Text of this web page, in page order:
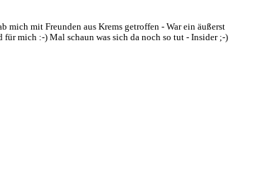
mich mit Freunden aus Krems getroffen - War ein äußerst
mich :-) Mal schaun was sich da noch so tut - Insider ;-)